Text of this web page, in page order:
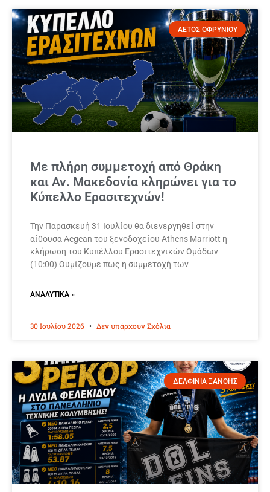
ΑΕΤΟΣ ΟΦΡΥΝΙΟΥ
Με πλήρη συμμετοχή από Θράκη
και Αν. Μακεδονία κληρώνει για το
Κύπελλο Ερασιτεχνών!
Την Παρασκευή 31 Ιουλίου θα διενεργηθεί στην
αίθουσα Aegean του ξενοδοχείου Athens Marriott η
κλήρωση του Κυπέλλου Ερασιτεχνικών Ομάδων
(10:00) Θυμίζουμε πως η συμμετοχή των
ΑΝΑΛΥΤΙΚΆ »
30 Ιουλίου 2026 Δεν υπάρχουν Σχόλια
ΔΕΛΦΙΝΙΑ ΞΑΝΘΗΣ